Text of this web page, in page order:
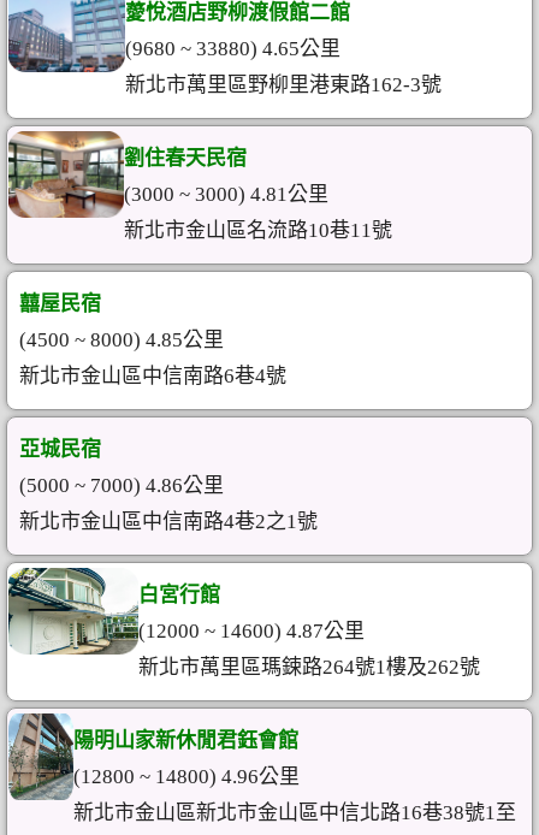
薆悅酒店野柳渡假館二館
(9680 ~ 33880) 4.65公里
新北市萬里區野柳里港東路162-3號
劉住春天民宿
(3000 ~ 3000) 4.81公里
新北市金山區名流路10巷11號
囍屋民宿
(4500 ~ 8000) 4.85公里
新北市金山區中信南路6巷4號
亞城民宿
(5000 ~ 7000) 4.86公里
新北市金山區中信南路4巷2之1號
白宮行館
(12000 ~ 14600) 4.87公里
新北市萬里區瑪鋉路264號1樓及262號
陽明山家新休閒君鈺會館
(12800 ~ 14800) 4.96公里
新北市金山區新北市金山區中信北路16巷38號1至